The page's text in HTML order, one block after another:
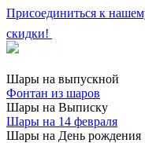
Присоединиться к
скидки!
Шары на выпускной
Фонтан из шаров
Шары на Выписку
Шары на 14 февраля
Шары на День рождения